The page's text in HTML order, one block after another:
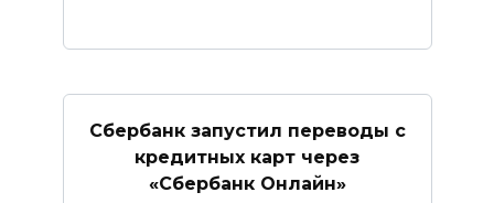
Сбербанк запустил переводы с
кредитных карт через
«Сбербанк Онлайн»​​​​​​​